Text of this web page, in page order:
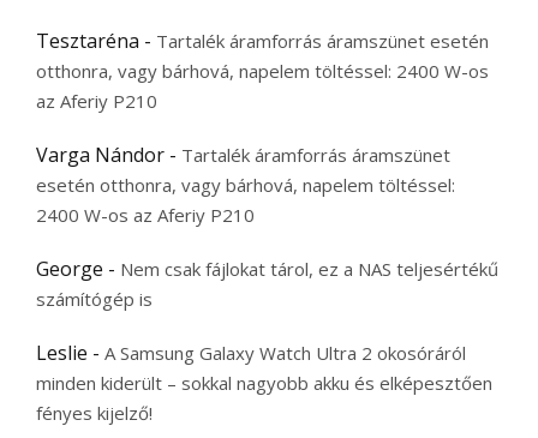
Tesztaréna - Tartalék áramforrás áramszünet esetén
otthonra, vagy bárhová, napelem töltéssel: 2400 W-os
az Aferiy P210
Varga Nándor - Tartalék áramforrás áramszünet
esetén otthonra, vagy bárhová, napelem töltéssel:
2400 W-os az Aferiy P210
George - Nem csak fájlokat tárol, ez a NAS teljesértékű
számítógép is
Leslie - A Samsung Galaxy Watch Ultra 2 okosóráról
minden kiderült – sokkal nagyobb akku és elképesztően
fényes kijelző!